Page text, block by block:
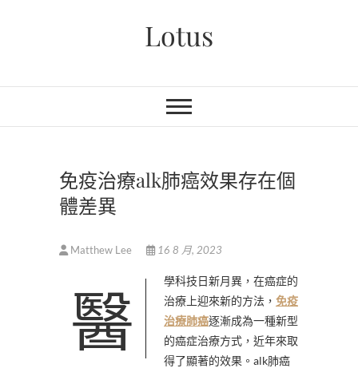
Lotus
免疫治療alk肺癌效果存在個
體差異
Matthew Lee 16 8 月, 2023
醫學科技日新月異，在癌症的 治療上迎來新的方法， 免疫
治療肺癌逐漸成為一種新型
的癌症治療方式，近年來取
得了顯著的效果。alk肺癌